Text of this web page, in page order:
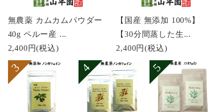
無農薬 カムカムパウダー
40g ペルー産 ...
2,400円(税込)
【国産 無添加 100%】
【30分間蒸した生...
2,400円(税込)